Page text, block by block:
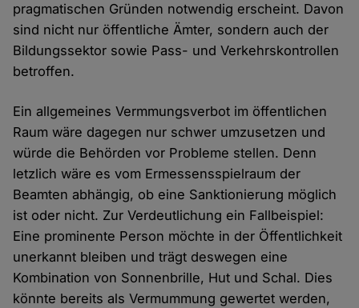
pragmatischen Gründen notwendig erscheint. Davon
sind nicht nur öffentliche Ämter, sondern auch der
Bildungssektor sowie Pass- und Verkehrskontrollen
betroffen.
Ein allgemeines Vermmungsverbot im öffentlichen
Raum wäre dagegen nur schwer umzusetzen und
würde die Behörden vor Probleme stellen. Denn
letzlich wäre es vom Ermessensspielraum der
Beamten abhängig, ob eine Sanktionierung möglich
ist oder nicht. Zur Verdeutlichung ein Fallbeispiel:
Eine prominente Person möchte in der Öffentlichkeit
unerkannt bleiben und trägt deswegen eine
Kombination von Sonnenbrille, Hut und Schal. Dies
könnte bereits als Vermummung gewertet werden,